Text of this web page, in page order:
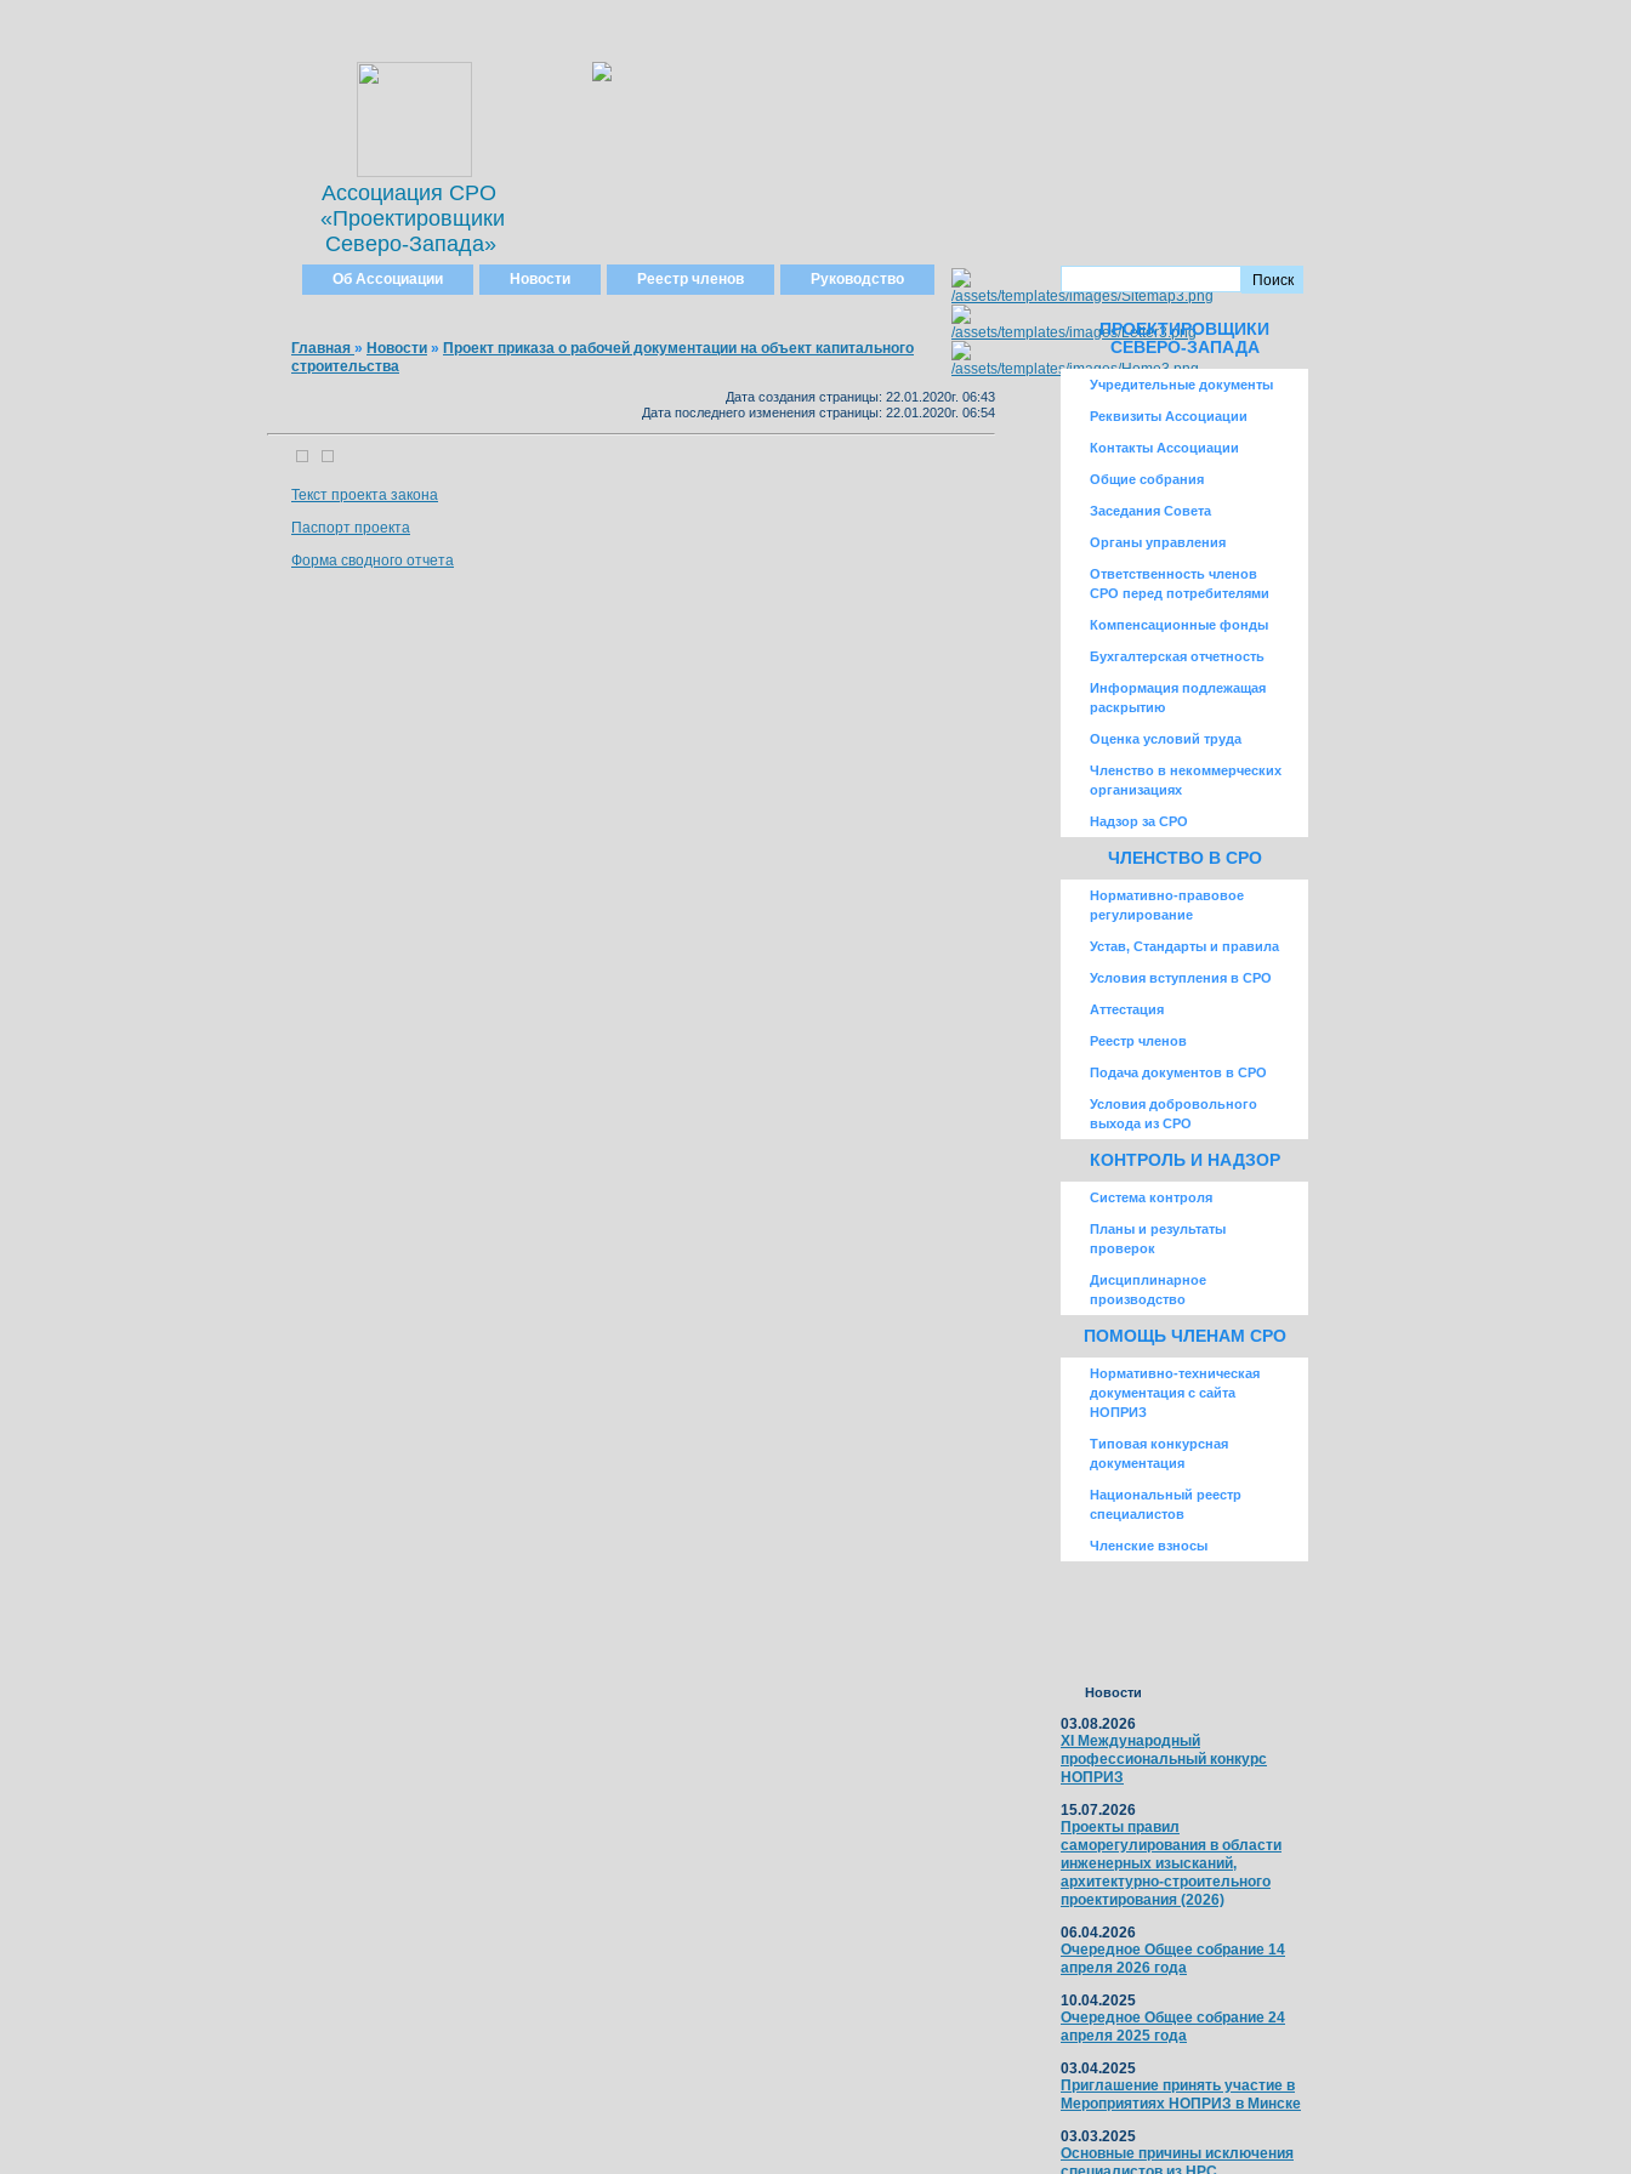
Ассоциация СРО
«Проектировщики
Северо-Запада»
Об Ассоциации Новости Реестр членов Руководство
Главная » Новости » Проект приказа о рабочей документации на объект капитального
строительства
Дата создания страницы: 22.01.2020г. 06:43
Дата последнего изменения страницы: 22.01.2020г. 06:54
Текст проекта закона
Паспорт проекта
Форма сводного отчета
ПРОЕКТИРОВЩИКИ
СЕВЕРО-ЗАПАДА
Учредительные документы
Реквизиты Ассоциации
Контакты Ассоциации
Общие собрания
Заседания Совета
Органы управления
Ответственность членов
СРО перед потребителями
Компенсационные фонды
Бухгалтерская отчетность
Информация подлежащая
раскрытию
Оценка условий труда
Членство в некоммерческих
организациях
Надзор за СРО
ЧЛЕНСТВО В СРО
Нормативно-правовое
регулирование
Устав, Стандарты и правила
Условия вступления в СРО
Аттестация
Реестр членов
Подача документов в СРО
Условия добровольного
выхода из СРО
КОНТРОЛЬ И НАДЗОР
Система контроля
Планы и результаты
проверок
Дисциплинарное
производство
ПОМОЩЬ ЧЛЕНАМ СРО
Нормативно-техническая
документация с сайта
НОПРИЗ
Типовая конкурсная
документация
Национальный реестр
специалистов
Членские взносы
Новости
03.08.2026
XI Международный
профессиональный конкурс
НОПРИЗ
15.07.2026
Проекты правил
саморегулирования в области
инженерных изысканий,
архитектурно-строительного
проектирования (2026)
06.04.2026
Очередное Общее собрание 14
апреля 2026 года
10.04.2025
Очередное Общее собрание 24
апреля 2025 года
03.04.2025
Приглашение принять участие в
Мероприятиях НОПРИЗ в Минске
03.03.2025
Основные причины исключения